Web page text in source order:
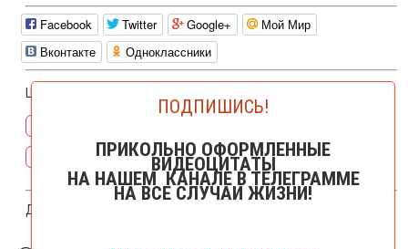
Facebook Twitter Google+
Мой Мир
Вконтакте
Одноклассники
Цитаты на тему🔎:
гениальность
Другие цитаты из фильма
ПОДПИШИСЬ!
ПРИКОЛЬНО ОФОРМЛЕННЫЕ
ВИДЕОЦИТАТЫ
НА НАШЕМ КАНАЛЕ В ТЕЛЕГРАММЕ
НА ВСЕ СЛУЧАИ ЖИЗНИ!